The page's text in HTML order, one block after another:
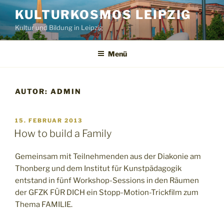
Zum
Inhalt
springen
KULTURKOSMOS LEIPZIG
Kultur und Bildung in Leipzig
Menü
AUTOR: ADMIN
VERÖFFENTLICHT
AM
15. FEBRUAR 2013
How to build a Family
Gemeinsam mit Teilnehmenden aus der Diakonie am
Thonberg und dem Institut für Kunstpädagogik
entstand in fünf Workshop-Sessions in den Räumen
der GFZK FÜR DICH ein Stopp-Motion-Trickfilm zum
Thema FAMILIE.